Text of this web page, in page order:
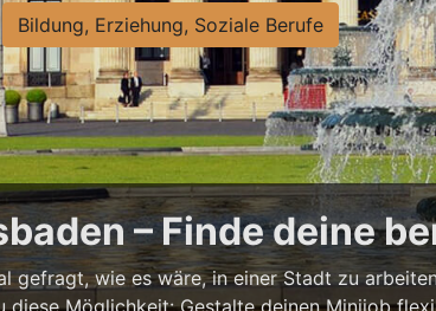
Bildung, Erziehung, Soziale Berufe
– Finde deine
gefragt, wie es wäre, in einer Stadt zu